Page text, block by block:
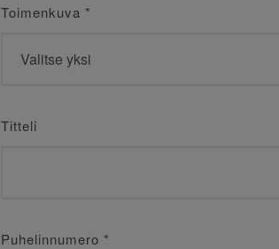
Toimenkuva *
Titteli
Puhelinnumero *